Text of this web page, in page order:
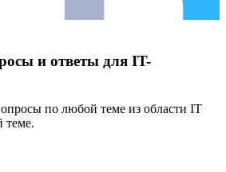
и ответы для IT-
по любой теме из области IT
теме.